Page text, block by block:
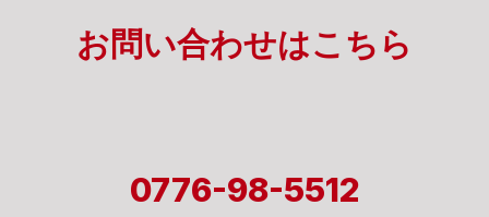
お問い合わせはこちら
0776-98-5512